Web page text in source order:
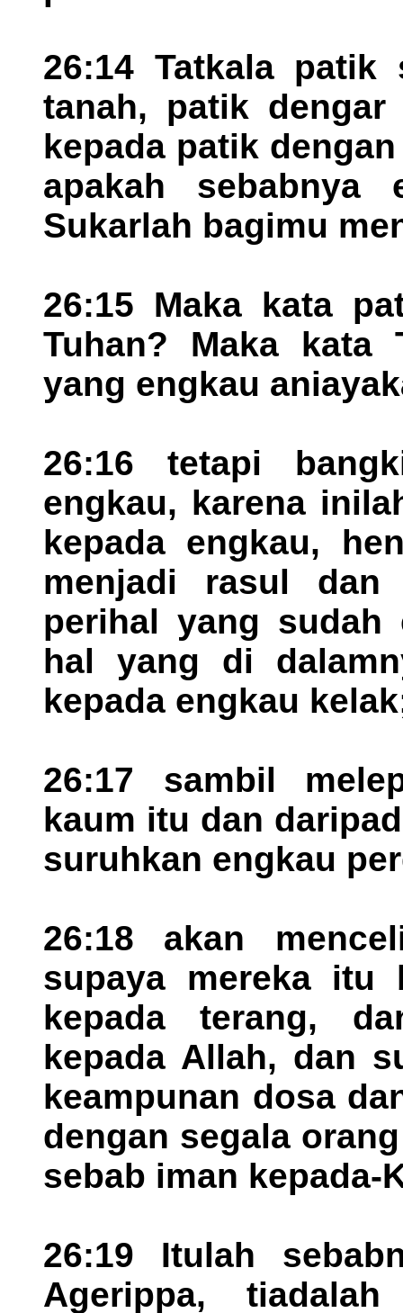
26:14 Tatkala patik
tanah, patik dengar
kepada patik
apakah sebabnya
Sukarlah bagimu
26:15 Maka kata
Tuhan? Maka kata
yang engkau
26:16 tetapi
engkau, karena
kepada engkau,
menjadi rasul
perihal yang sudah
hal yang di
kepada engkau
26:17 sambil
kaum itu dan
suruhkan engkau
26:18 akan
supaya mereka itu
kepada terang,
kepada Allah, dan
keampunan dosa
dengan segala
sebab iman kepada-
26:19 Itulah
Agerippa,